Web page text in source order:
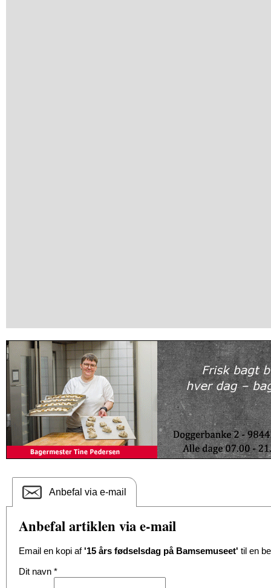
Anbefal via e-mail
Anbefal artiklen via e-mail
Email en kopi af'15 års fødselsdag på Bamsemuseet' til en
Dit navn *